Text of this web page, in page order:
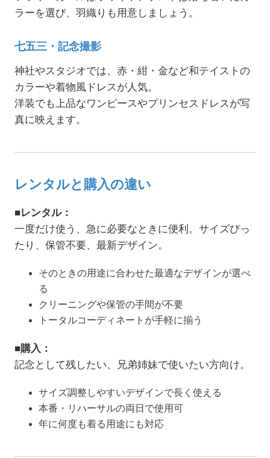
ラーを選び、羽織りも用意しましょう。
七五三・記念撮影
神社やスタジオでは、赤・紺・金など和テイストの
カラーや着物風ドレスが人気。
洋装でも上品なワンピースやプリンセスドレスが写
真に映えます。
レンタルと購入の違い
■レンタル：
一度だけ使う、急に必要なときに便利。サイズぴっ
たり、保管不要、最新デザイン。
そのときの用途に合わせた最適なデザインが選べ
る
クリーニングや保管の手間が不要
トータルコーディネートが手軽に揃う
■購入：
記念として残したい、兄弟姉妹で使いたい方向け。
サイズ調整しやすいデザインで長く使える
本番・リハーサルの両日で使用可
年に何度も着る用途にも対応